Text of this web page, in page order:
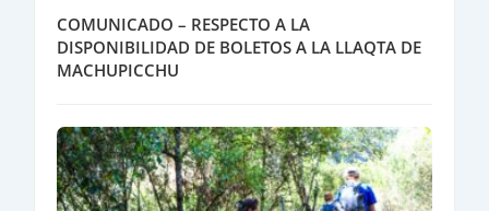
COMUNICADO – RESPECTO A LA
DISPONIBILIDAD DE BOLETOS A LA LLAQTA DE
MACHUPICCHU